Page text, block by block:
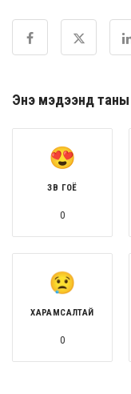
Энэ мэдээнд таны
ЗӨВ ГОЁ
0
ХАРАМСАЛТАЙ
0